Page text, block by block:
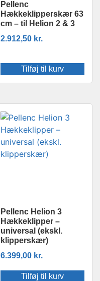
Pellenc
Hækkeklipperskær 63
cm – til Helion 2 & 3
2.912,50 kr.
Tilføj til kurv
Pellenc Helion 3
Hækkeklipper –
universal (ekskl.
klipperskær)
6.399,00 kr.
Tilføj til kurv